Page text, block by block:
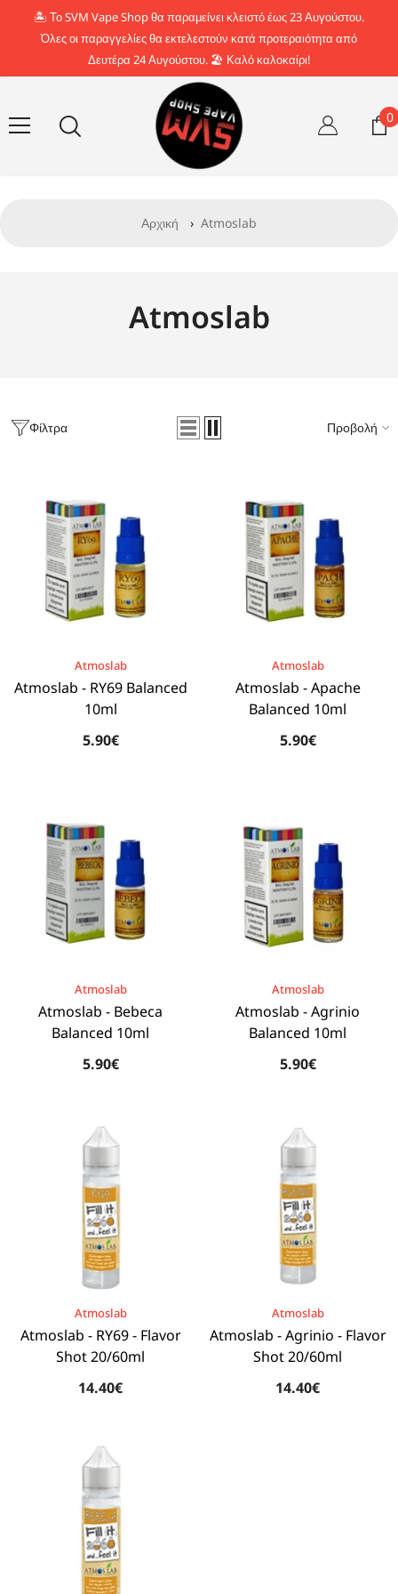
🏝️ Το SVM Vape Shop θα παραμείνει κλειστό έως 23 Αυγούστου.
Όλες οι παραγγελίες θα εκτελεστούν κατά προτεραιότητα από
Δευτέρα 24 Αυγούστου. 🏖️ Καλό καλοκαίρι!
0
0
Αρχική › Atmoslab
Atmoslab
Φίλτρα Προβολή
Atmoslab
Atmoslab - RY69 Balanced
10ml
5.90€
Atmoslab
Atmoslab - Apache
Balanced 10ml
5.90€
Atmoslab
Atmoslab - Bebeca
Balanced 10ml
5.90€
Atmoslab
Atmoslab - Agrinio
Balanced 10ml
5.90€
Atmoslab
Atmoslab - RY69 - Flavor
Shot 20/60ml
14.40€
Atmoslab
Atmoslab - Agrinio - Flavor
Shot 20/60ml
14.40€